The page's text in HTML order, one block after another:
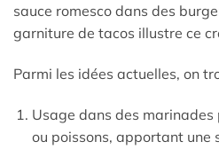
sauce romesco dans des
garniture de tacos illustre ce
Parmi les idées actuelles, on
Usage dans des
ou poissons, apportant une